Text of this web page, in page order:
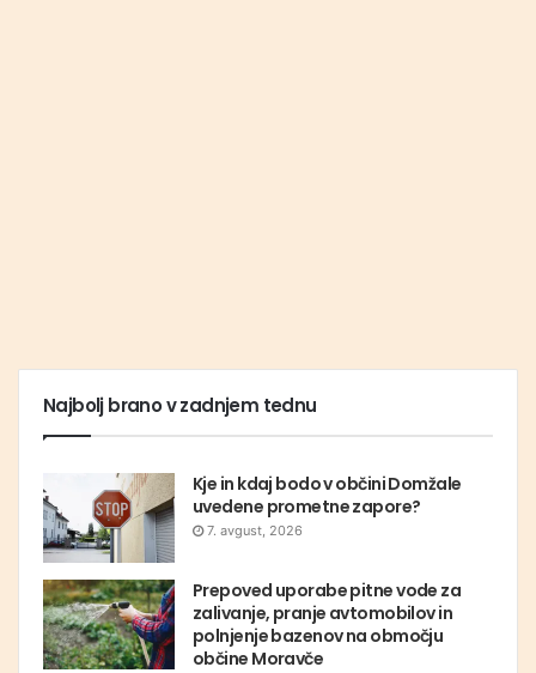
Najbolj brano v zadnjem tednu
Kje in kdaj bodo v občini Domžale
uvedene prometne zapore?
7. avgust, 2026
Prepoved uporabe pitne vode za
zalivanje, pranje avtomobilov in
polnjenje bazenov na območju
občine Moravče